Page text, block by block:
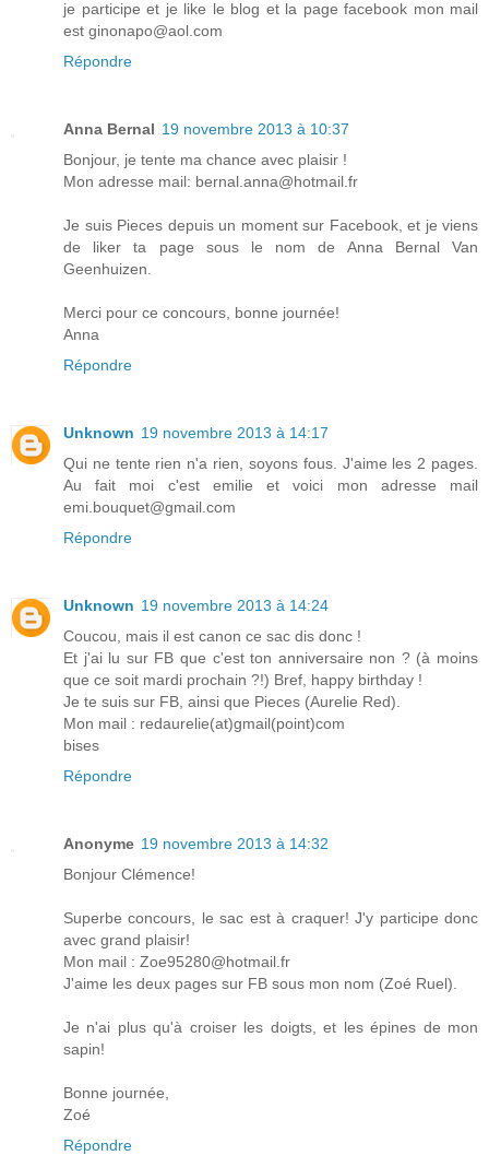
je participe et je like le blog et la page facebook mon mail
est ginonapo@aol.com
Répondre
Anna Bernal 19 novembre 2013 à 10:37
Bonjour, je tente ma chance avec plaisir !
Mon adresse mail: bernal.anna@hotmail.fr
Je suis Pieces depuis un moment sur Facebook, et je viens
de liker ta page sous le nom de Anna Bernal Van
Geenhuizen.
Merci pour ce concours, bonne journée!
Anna
Répondre
Unknown 19 novembre 2013 à 14:17
Qui ne tente rien n'a rien, soyons fous. J'aime les 2 pages.
Au fait moi c'est emilie et voici mon adresse mail
emi.bouquet@gmail.com
Répondre
Unknown 19 novembre 2013 à 14:24
Coucou, mais il est canon ce sac dis donc !
Et j'ai lu sur FB que c'est ton anniversaire non ? (à moins
que ce soit mardi prochain ?!) Bref, happy birthday !
Je te suis sur FB, ainsi que Pieces (Aurelie Red).
Mon mail : redaurelie(at)gmail(point)com
bises
Répondre
Anonyme 19 novembre 2013 à 14:32
Bonjour Clémence!
Superbe concours, le sac est à craquer! J'y participe donc
avec grand plaisir!
Mon mail : Zoe95280@hotmail.fr
J'aime les deux pages sur FB sous mon nom (Zoé Ruel).
Je n'ai plus qu'à croiser les doigts, et les épines de mon
sapin!
Bonne journée,
Zoé
Répondre